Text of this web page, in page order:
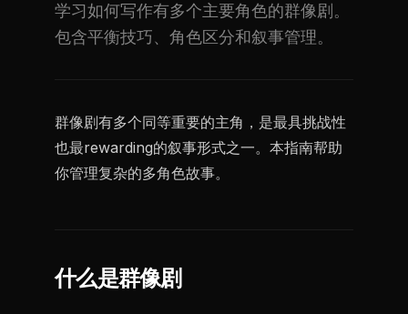
学习如何写作有多个主要角色的群像剧。
包含平衡技巧、角色区分和叙事管理。
群像剧有多个同等重要的主角，是最具挑战性
也最rewarding的叙事形式之一。本指南帮助
你管理复杂的多角色故事。
什么是群像剧